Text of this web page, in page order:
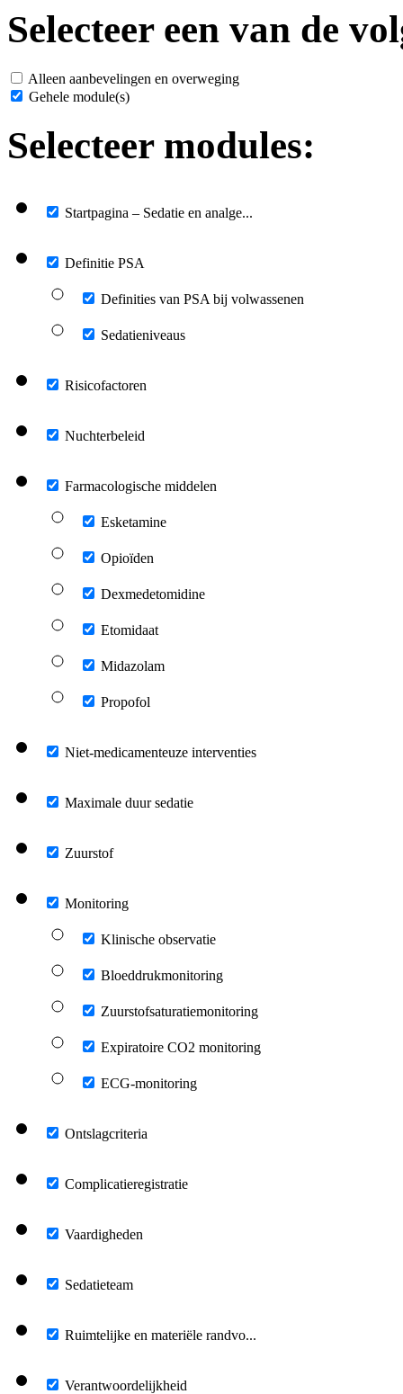
Selecteer een van de
Alleen aanbevelingen en overweging
Gehele module(s)
Selecteer modules:
Startpagina – Sedatie en analge...
Definitie PSA
Definities van PSA bij volwassenen
Sedatieniveaus
Risicofactoren
Nuchterbeleid
Farmacologische middelen
Esketamine
Opioïden
Dexmedetomidine
Etomidaat
Midazolam
Propofol
Niet-medicamenteuze interventies
Maximale duur sedatie
Zuurstof
Monitoring
Klinische observatie
Bloeddrukmonitoring
Zuurstofsaturatiemonitoring
Expiratoire CO2 monitoring
ECG-monitoring
Ontslagcriteria
Complicatieregistratie
Vaardigheden
Sedatieteam
Ruimtelijke en materiële randvo...
Verantwoordelijkheid